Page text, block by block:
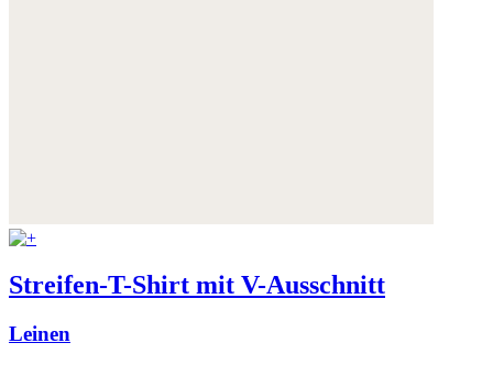
Streifen-T-Shirt mit V-Ausschnitt
Leinen